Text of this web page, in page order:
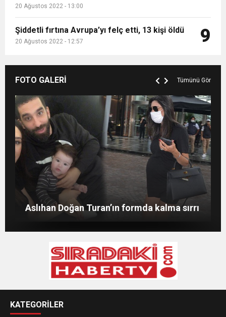
20 Ağustos 2022 - 13:00
Şiddetli fırtına Avrupa’yı felç etti, 13 kişi öldü
20 Ağustos 2022 - 12:57 9
FOTO GALERİ Tümünü Gör
Evlat mücadelesi veren baba: “Biz
ağlarken HDP’liler düğün yapıyor”
Aslıhan Doğan Turan’ın formda kalma sırrı
Merve Boluğur kahkahalarıyla dikkat çekti
Merve Şarapçıoğlu’dan eski eşi Berk
Oktay’a gönderme
KATEGORİLER